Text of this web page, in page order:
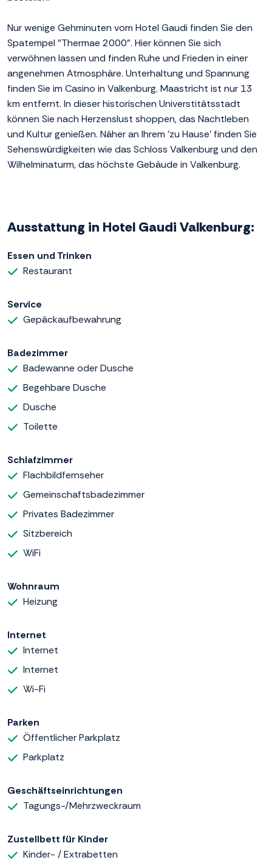
Nur wenige Gehminuten vom Hotel Gaudi finden Sie den
Spatempel "Thermae 2000". Hier können Sie sich
verwöhnen lassen und finden Ruhe und Frieden in einer
angenehmen Atmosphäre. Unterhaltung und Spannung
finden Sie im Casino in Valkenburg. Maastricht ist nur 13
km entfernt. In dieser historischen Universtitätsstadt
können Sie nach Herzenslust shoppen, das Nachtleben
und Kultur genießen. Näher an Ihrem 'zu Hause' finden Sie
Sehenswürdigkeiten wie das Schloss Valkenburg und den
Wilhelminaturm, das höchste Gebäude in Valkenburg.
Ausstattung in Hotel Gaudi Valkenburg:
Essen und Trinken
Restaurant
Service
Gepäckaufbewahrung
Badezimmer
Badewanne oder Dusche
Begehbare Dusche
Dusche
Toilette
Schlafzimmer
Flachbildfernseher
Gemeinschaftsbadezimmer
Privates Badezimmer
Sitzbereich
WiFi
Wohnraum
Heizung
Internet
Internet
Internet
Wi-Fi
Parken
Öffentlicher Parkplatz
Parkplatz
Geschäftseinrichtungen
Tagungs-/Mehrzweckraum
Zustellbett für Kinder
Kinder- / Extrabetten